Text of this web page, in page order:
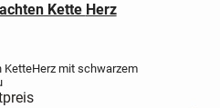
Neu Trachten Kette Herz
KetteHerz mit schwarzem